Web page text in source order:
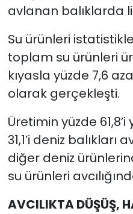
avlanan balıklarda
Su ürünleri
toplam su ürünleri
kıyasla yüzde 7,6
olarak gerçekleşti.
Üretimin yüzde
31,1’i deniz balıkları
diğer deniz
su ürünleri
AVCILIKTA DÜŞÜŞ,